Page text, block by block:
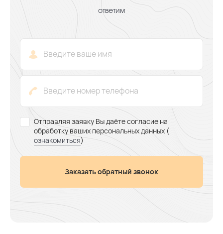
ответим
Заказать обратный звонок
Отправляя заявку Вы даёте согласие на
обработку ваших персональных данных (
ознакомиться)